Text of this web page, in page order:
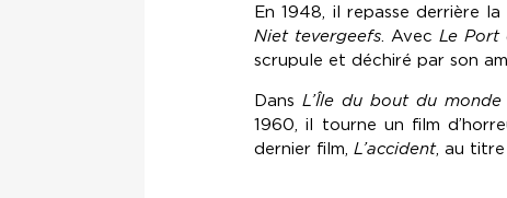
En 1948, il repasse derrière
Niet tevergeefs. AvecLe Port
scrupule et déchiré par son
Dans L’Île du bout du monde
1960, il tourne un film
dernier film, L’accident, au titre